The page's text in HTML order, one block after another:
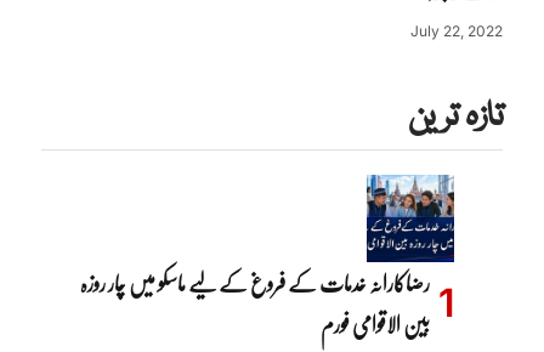
July 22, 2022
تازہ ترین
رضاکارانہ خدمات کے فروغ کے لیے ماسکو میں چار روزہ
بین الاقوامی فورم